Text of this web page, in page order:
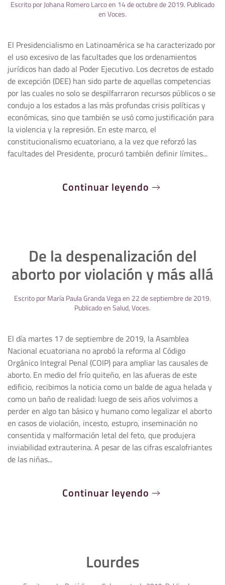
Escrito porJohana Romero Larcoen 14 de octubre de 2019. Publicado
enVoces.
El Presidencialismo en Latinoamérica se ha caracterizado por
el uso excesivo de las facultades que los ordenamientos
jurídicos han dado al Poder Ejecutivo. Los decretos de estado
de excepción (DEE) han sido parte de aquellas competencias
por las cuales no solo se despilfarraron recursos públicos o se
condujo a los estados a las más profundas crisis políticas y
económicas, sino que también se usó como justificación para
la violencia y la represión. En este marco, el
constitucionalismo ecuatoriano, a la vez que reforzó las
facultades del Presidente, procuró también definir límites...
Continuar leyendo
De la despenalización del
aborto por violación y más allá
Escrito porMaría Paula Granda Vegaen 22 de septiembre de 2019.
Publicado enSalud,Voces.
El día martes 17 de septiembre de 2019, la Asamblea
Nacional ecuatoriana no aprobó la reforma al Código
Orgánico Integral Penal (COIP) para ampliar las causales de
aborto. En medio del frío quiteño, en las afueras de este
edificio, recibimos la noticia como un balde de agua helada y
como un baño de realidad: luego de seis años volvimos a
perder en algo tan básico y humano como legalizar el aborto
en casos de violación, incesto, estupro, inseminación no
consentida y malformación letal del feto, que produjera
inviabilidad extrauterina. A pesar de las cifras escalofriantes
de las niñas...
Continuar leyendo
Lourdes